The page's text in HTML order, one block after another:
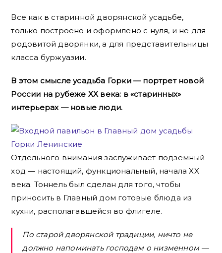
Все как в старинной дворянской усадьбе,
только построено и оформлено с нуля, и не для
родовитой дворянки, а для представительницы
класса буржуазии.
В этом смысле усадьба Горки — портрет новой
России на рубеже XX века: в «старинных»
интерьерах — новые люди.
Отдельного внимания заслуживает подземный
ход — настоящий, функциональный, начала XX
века. Тоннель был сделан для того, чтобы
приносить в Главный дом готовые блюда из
кухни, располагавшейся во флигеле.
По старой дворянской традиции, ничто не
должно напоминать господам о низменном —